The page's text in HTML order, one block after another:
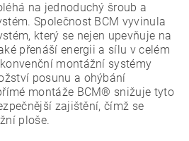
na jednoduchý šroub a
Společnost BCM vyvinula
který se nejen upevňuje na
přenáší energii a sílu v celém
montážní systémy
posunu a ohýbání
montáže BCM® snižuje tyto
zajištění, čímž se
ploše.